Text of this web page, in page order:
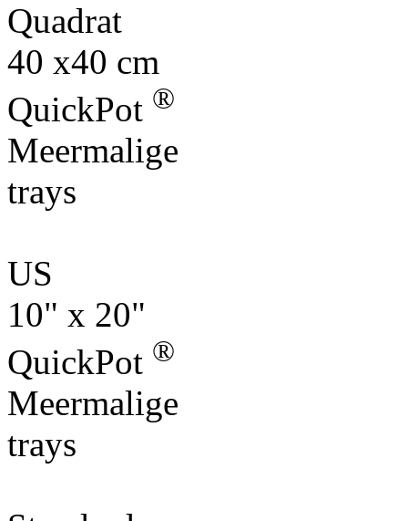
Quadrat
40 x40 cm
QuickPot ®
Meermalige
trays
US
10" x 20"
QuickPot ®
Meermalige
trays